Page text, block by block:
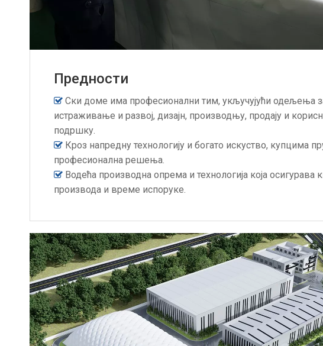
Предности
 Ски доме има професионални тим, укључујући одељења
истраживање и развој, дизајн, производњу, продају и
подршку.
 Кроз напредну технологију и богато искуство, купцима
професионална решења.
 Водећа производна опрема и технологија која осигурава
производа и време испоруке.